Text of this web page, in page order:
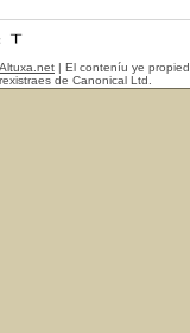
Altuxa.net | El conteníu ye
de Canonical Ltd.